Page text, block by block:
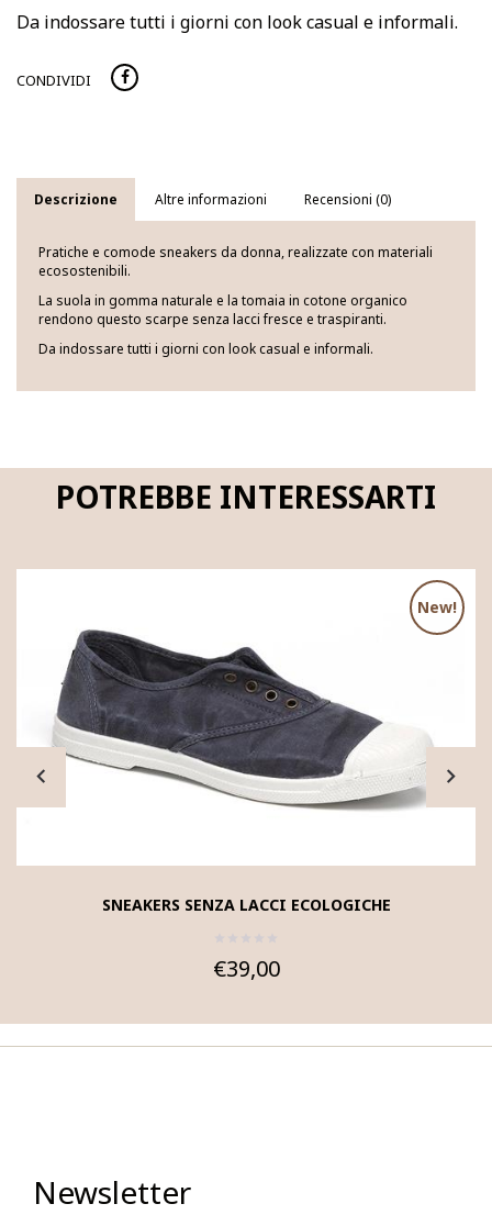
Da indossare tutti i giorni con look casual e informali.
CONDIVIDI
Descrizione Altre informazioni Recensioni (0)
Pratiche e comode sneakers da donna, realizzate con materiali
ecosostenibili.
La suola in gomma naturale e la tomaia in cotone organico
rendono questo scarpe senza lacci fresce e traspiranti.
Da indossare tutti i giorni con look casual e informali.
POTREBBE INTERESSARTI
New!
SNEAKERS SENZA LACCI ECOLOGICHE
€39,00
Newsletter